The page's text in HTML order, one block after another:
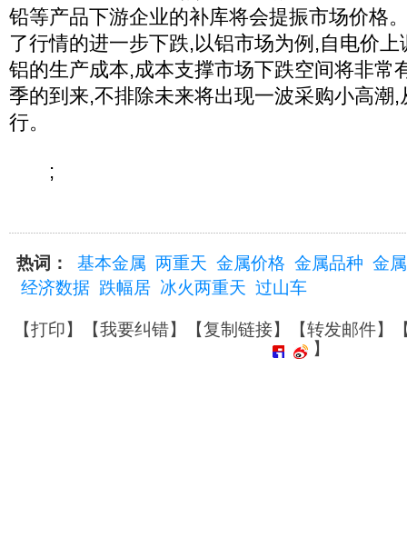
铅等产品下游企业的补库将会提振市场价格
了行情的进一步下跌,以铝市场为例,自电价
铝的生产成本,成本支撑市场下跌空间将非常
季的到来,不排除未来将出现一波采购小高潮
行。
;
热词： 基本金属 两重天 金属价格 金属品种 金
经济数据 跌幅居 冰火两重天 过山车
【打印】【我要纠错】【复制链接】【转发邮件】
】